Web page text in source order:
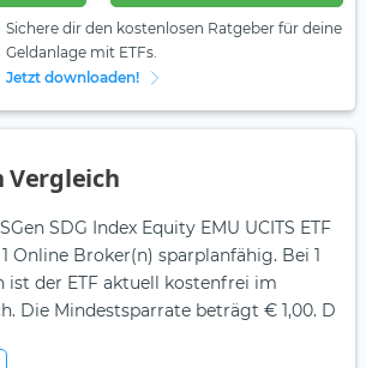
Sichere dir den kostenlosen Ratgeber für deine
Geldanlage mit ETFs.
Jetzt downloaden!
Vergleich
SDG Index Equity EMU UCITS ETF
Online Broker(n) sparplanfähig. Bei 1
ist der ETF aktuell kostenfrei im
Die Mindestsparrate beträgt € 1,00. D